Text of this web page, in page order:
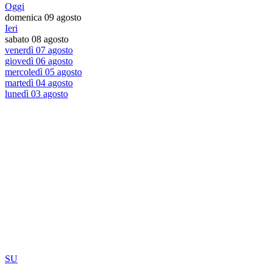
Oggi
domenica 09 agosto
Ieri
sabato 08 agosto
venerdì 07 agosto
giovedì 06 agosto
mercoledì 05 agosto
martedì 04 agosto
lunedì 03 agosto
SU